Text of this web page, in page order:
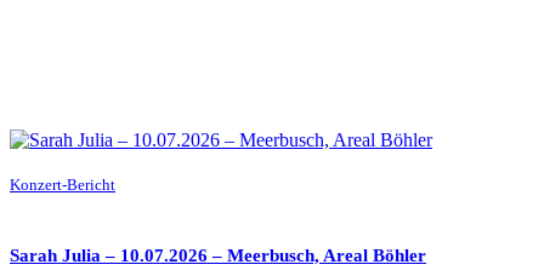
Konzert-Bericht
Sarah Julia – 10.07.2026 – Meerbusch, Areal Böhler